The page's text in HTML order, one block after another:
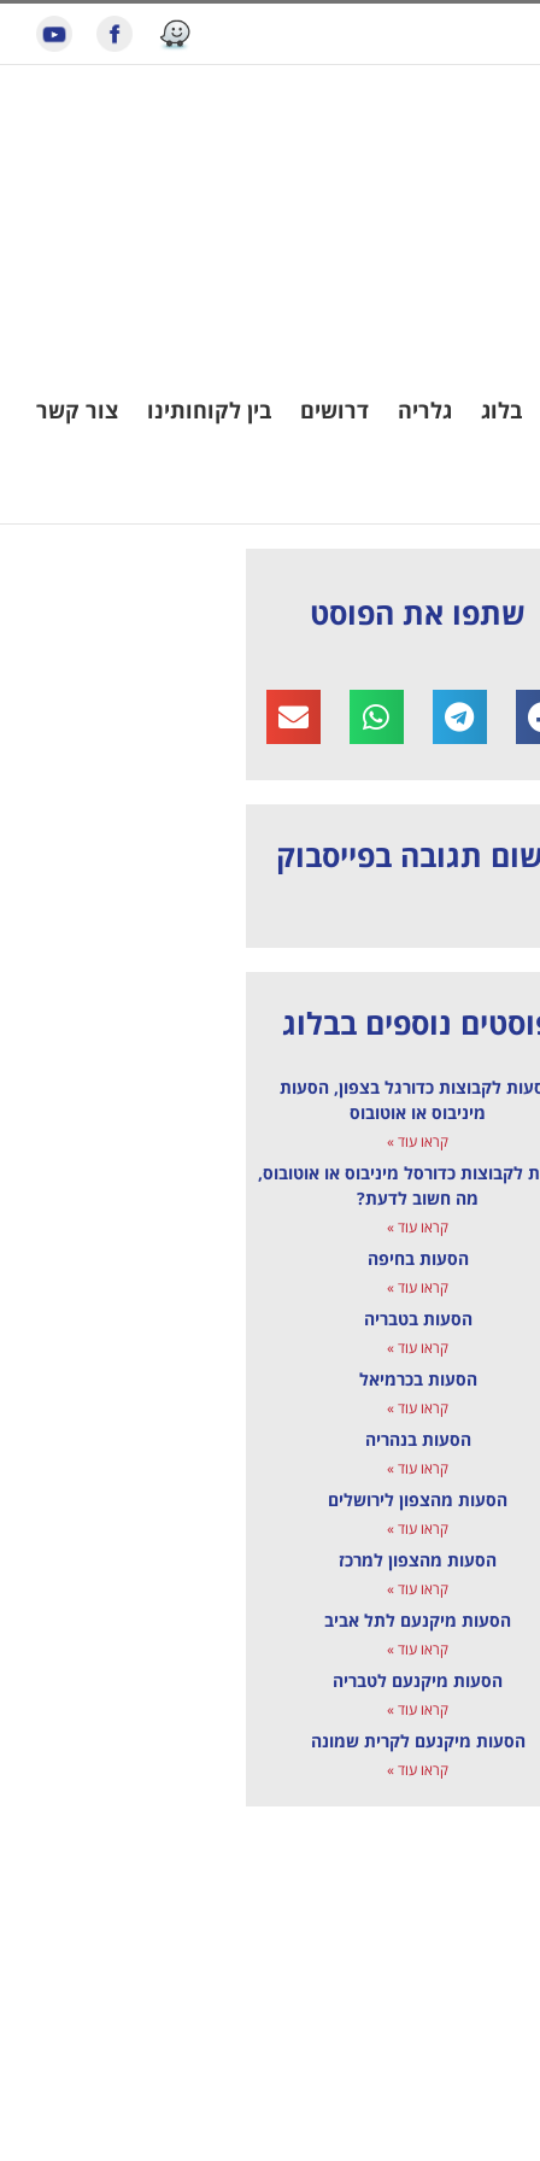
בלוג גלריה דרושים בין לקוחותינו צור קשר
שתפו את הפוסט
תגובה בפייסבוק
נוספים בבלוג
לקבוצות כדורגל בצפון, הסעות
מיניבוס או אוטובוס
קראו עוד »
לקבוצות כדורסל מיניבוס או אוטובוס,
מה חשוב לדעת?
קראו עוד »
הסעות בחיפה
קראו עוד »
הסעות בטבריה
קראו עוד »
הסעות בכרמיאל
קראו עוד »
הסעות בנהריה
קראו עוד »
הסעות מהצפון לירושלים
קראו עוד »
הסעות מהצפון למרכז
קראו עוד »
הסעות מיקנעם לתל אביב
קראו עוד »
הסעות מיקנעם לטבריה
קראו עוד »
הסעות מיקנעם לקרית שמונה
קראו עוד »